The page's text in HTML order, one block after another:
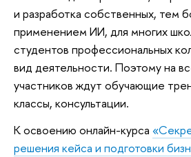
и разработка собственных, тем
применением ИИ, для многих
студентов профессиональных
вид деятельности. Поэтому на
участников ждут обучающие
классы, консультации.
К освоению онлайн-курса
решения кейса и подготовки